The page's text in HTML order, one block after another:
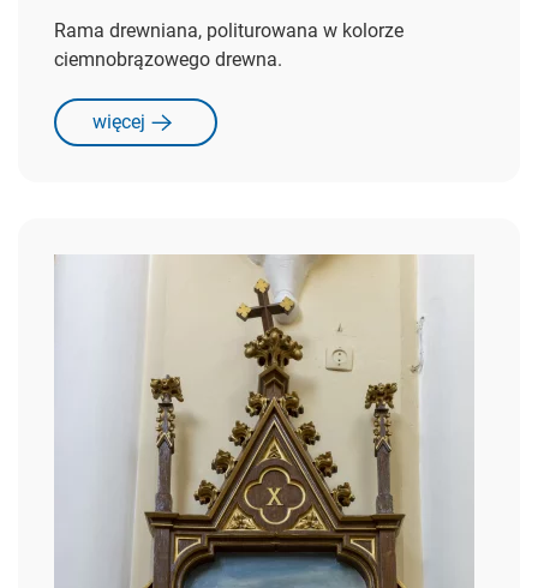
Rama drewniana, politurowana w kolorze
ciemnobrązowego drewna.
więcej